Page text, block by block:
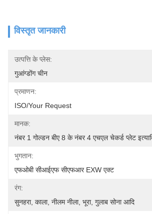
विस्तृत जानकारी
उत्पत्ति के प्लेस:
गुआंग्डोंग चीन
प्रमाणन:
ISO/your Request
मानक:
नंबर 1 गोल्डन बीए 8 के नंबर 4 एचएल चेकर्ड प्लेट
भुगतान:
एफओबी सीआईएफ सीएफआर EXW एक्ट
रंग:
सुनहरा, काला, नीलम नीला, भूरा, गुलाब सोना आदि